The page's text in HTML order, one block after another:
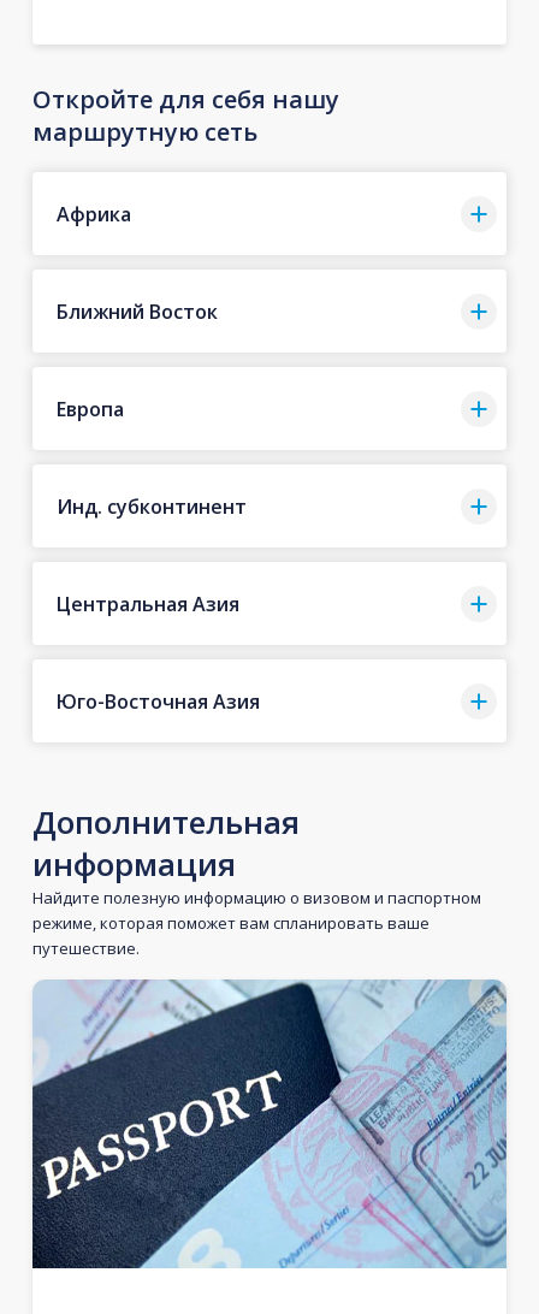
Откройте для себя нашу
маршрутную сеть
Африка
Ближний Восток
Европа
Инд. субконтинент
Центральная Азия
Юго-Восточная Азия
Дополнительная
информация
Найдите полезную информацию о визовом и паспортном
режиме, которая поможет вам спланировать ваше
путешествие.